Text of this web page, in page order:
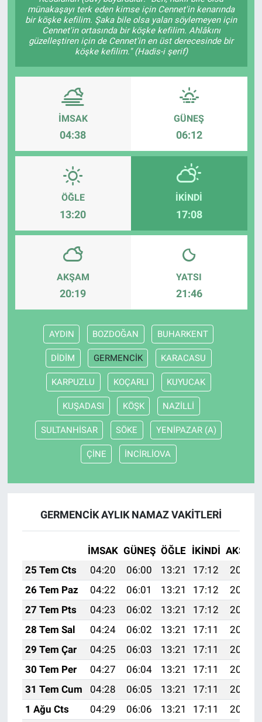
münakaşayı terk eden kimse için Cennet'in kenarında
bir köşke kefilim. Şaka bile olsa yalan söylemeyen için
Cennet'in ortasında bir köşke kefilim. Ahlâkını
güzelleştiren için de Cennet'in en üst derecesinde bir
köşke kefilim." (Hadis-i şerif)
İMSAK
04:38
GÜNEŞ
06:12
ÖĞLE
13:20
İKINDI
17:08
AKŞAM
20:19
YATSI
21:46
AYDIN BOZDOĞAN BUHARKENT
DİDİM GERMENCİK KARACASU
KARPUZLU KOÇARLI KUYUCAK
KUŞADASI KÖŞK NAZİLLİ
SULTANHİSAR SÖKE YENİPAZAR (A)
ÇİNE İNCİRLİOVA
GERMENCİK AYLIK NAMAZ VAKITLERI
İMSAK GÜNEŞ ÖĞLE İKINDI AKŞAM
25 Tem Cts
04:20 06:00 13:21 17:12
20:33
26 Tem Paz
04:22 06:01 13:21 17:12
20:32
27 Tem Pts
04:23 06:02 13:21 17:12
20:31
28 Tem Sal
04:24 06:02 13:21 17:11
20:30
29 Tem Çar
04:25 06:03 13:21 17:11
20:29
30 Tem Per
04:27 06:04 13:21 17:11
20:28
31 Tem Cum
04:28 06:05 13:21 17:11
20:27
1 Ağu Cts
04:29 06:06 13:21 17:11
20:26
Yaşam
VEFATLAR